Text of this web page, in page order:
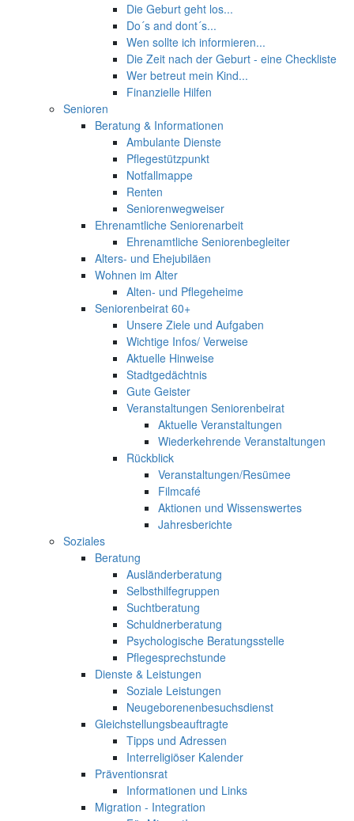
Die Geburt geht los...
Do´s and dont´s...
Wen sollte ich informieren...
Die Zeit nach der Geburt - eine Checkliste
Wer betreut mein Kind...
Finanzielle Hilfen
Senioren
Beratung & Informationen
Ambulante Dienste
Pflegestützpunkt
Notfallmappe
Renten
Seniorenwegweiser
Ehrenamtliche Seniorenarbeit
Ehrenamtliche Seniorenbegleiter
Alters- und Ehejubiläen
Wohnen im Alter
Alten- und Pflegeheime
Seniorenbeirat 60+
Unsere Ziele und Aufgaben
Wichtige Infos/ Verweise
Aktuelle Hinweise
Stadtgedächtnis
Gute Geister
Veranstaltungen Seniorenbeirat
Aktuelle Veranstaltungen
Wiederkehrende Veranstaltungen
Rückblick
Veranstaltungen/Resümee
Filmcafé
Aktionen und Wissenswertes
Jahresberichte
Soziales
Beratung
Ausländerberatung
Selbsthilfegruppen
Suchtberatung
Schuldnerberatung
Psychologische Beratungsstelle
Pflegesprechstunde
Dienste & Leistungen
Soziale Leistungen
Neugeborenenbesuchsdienst
Gleichstellungsbeauftragte
Tipps und Adressen
Interreligiöser Kalender
Präventionsrat
Informationen und Links
Migration - Integration